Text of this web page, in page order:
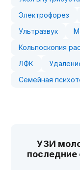
Электрофорез
Ультразвук
Кольпоскопия
ЛФК
Семейная
УЗИ
последние